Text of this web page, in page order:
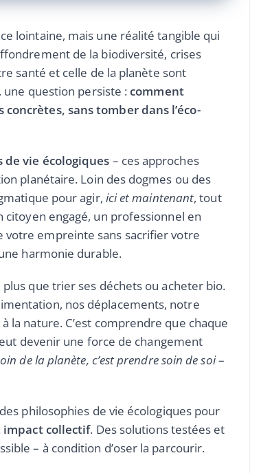
lointaine, mais une réalité tangible qui
de la biodiversité, crises
santé et celle de la planète sont
une question persiste :comment
sans tomber dans l’éco-
de vie écologiques – ces approches
planétaire. Loin des dogmes ou des
pour agir, ici et maintenant, tout
citoyen engagé, un professionnel en
votre empreinte sans sacrifier votre
harmonie durable.
que trier ses déchets ou acheter bio.
nos déplacements, notre
la nature. C’est comprendre que chaque
devenir une force de changement
de la planète, c’est prendre soin de soi–
philosophies de vie écologiques pour
collectif. Des solutions testées et
– à condition d’oser la parcourir.